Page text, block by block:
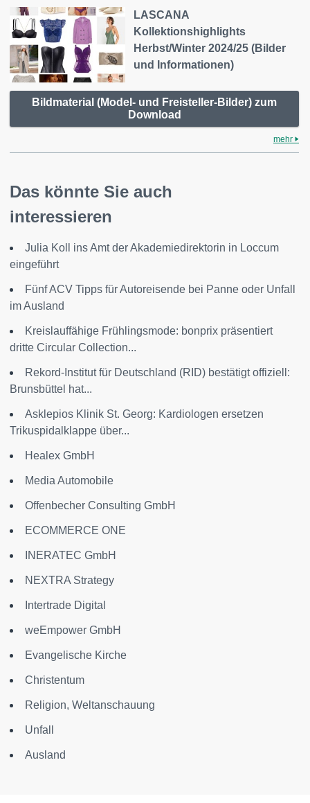
LASCANA
Kollektionshighlights
Herbst/Winter 2024/25 (Bilder
und Informationen)
Bildmaterial (Model- und Freisteller-Bilder) zum
Download
mehr
Das könnte Sie auch
interessieren
Julia Koll ins Amt der Akademiedirektorin in Loccum
eingeführt
Fünf ACV Tipps für Autoreisende bei Panne oder Unfall
im Ausland
Kreislauffähige Frühlingsmode: bonprix präsentiert
dritte Circular Collection...
Rekord-Institut für Deutschland (RID) bestätigt offiziell:
Brunsbüttel hat...
Asklepios Klinik St. Georg: Kardiologen ersetzen
Trikuspidalklappe über...
Healex GmbH
Media Automobile
Offenbecher Consulting GmbH
ECOMMERCE ONE
INERATEC GmbH
NEXTRA Strategy
Intertrade Digital
weEmpower GmbH
Evangelische Kirche
Christentum
Religion, Weltanschauung
Unfall
Ausland